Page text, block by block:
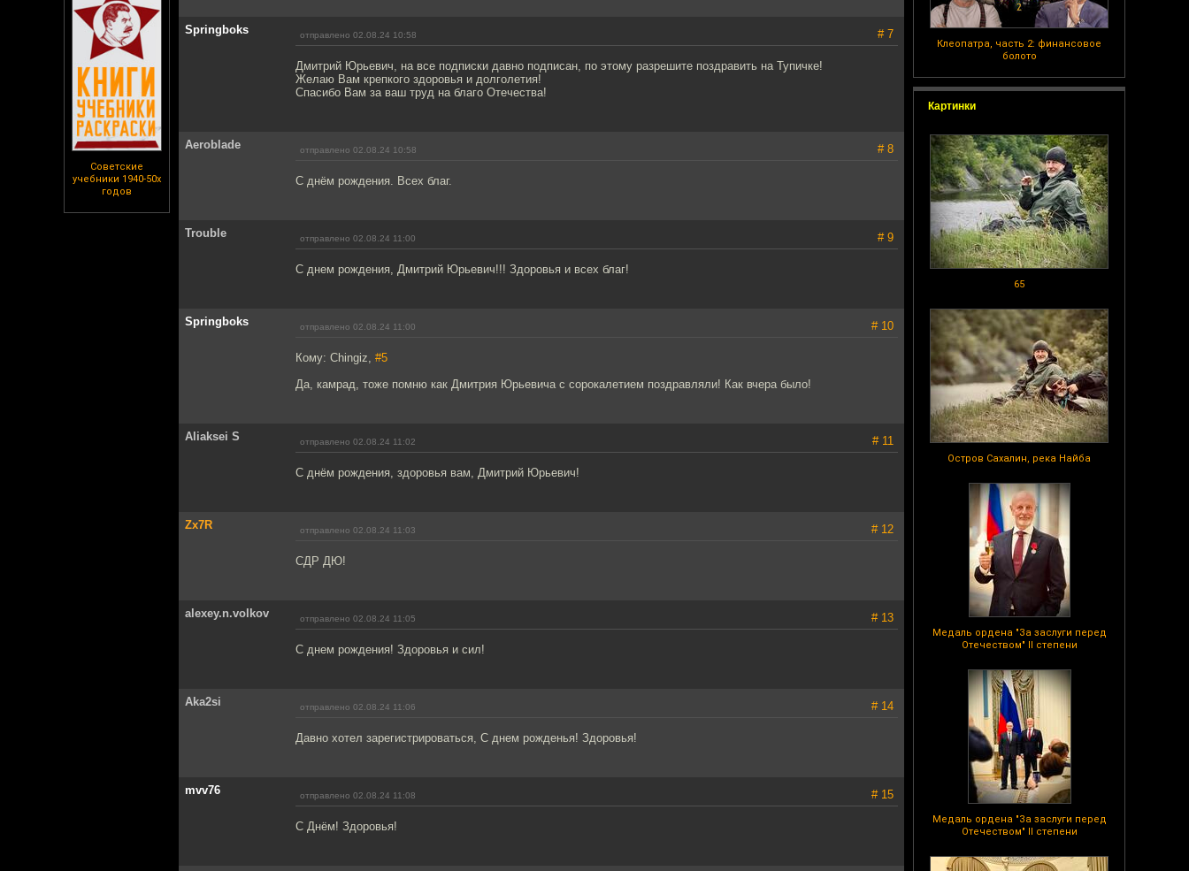
Советские
учебники 1940-50х
годов
Клеопатра, часть 2: финансовое
болото
Картинки
65
Остров Сахалин, река Найба
Медаль ордена "За заслуги перед
Отечеством" II степени
Медаль ордена "За заслуги перед
Отечеством" II степени
Springboks отправлено 02.08.24 10:58 # 7
Дмитрий Юрьевич, на все подписки давно подписан, по этому разрешите поздравить на Тупичке!
Желаю Вам крепкого здоровья и долголетия!
Спасибо Вам за ваш труд на благо Отечества!
Aeroblade отправлено 02.08.24 10:58 # 8
С днём рождения. Всех благ.
Trouble отправлено 02.08.24 11:00 # 9
С днем рождения, Дмитрий Юрьевич!!! Здоровья и всех благ!
Springboks отправлено 02.08.24 11:00 # 10
Кому: Chingiz, #5
Да, камрад, тоже помню как Дмитрия Юрьевича с сорокалетием поздравляли! Как вчера было!
Aliaksei S отправлено 02.08.24 11:02 # 11
С днём рождения, здоровья вам, Дмитрий Юрьевич!
Zx7R отправлено 02.08.24 11:03 # 12
СДР ДЮ!
alexey.n.volkov отправлено 02.08.24 11:05 # 13
С днем рождения! Здоровья и сил!
Aka2si отправлено 02.08.24 11:06 # 14
Давно хотел зарегистрироваться, С днем рожденья! Здоровья!
mvv76 отправлено 02.08.24 11:08 # 15
С Днём! Здоровья!